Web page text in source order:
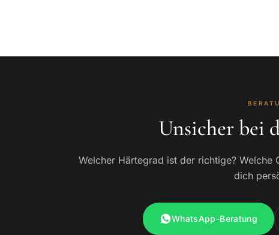
Unsicher bei
Welcher Härtegrad ist der richtige? Welche
dich
WhatsApp-Beratung